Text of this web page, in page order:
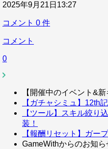
2025年9月21日13:27
コメント 0 件
コメント
0
【開催中のイベント&新
【ガチャシミュ】12th
【ツール】スキル絞り
装！
【報酬リセット】ガー
GameWithからのお知ら